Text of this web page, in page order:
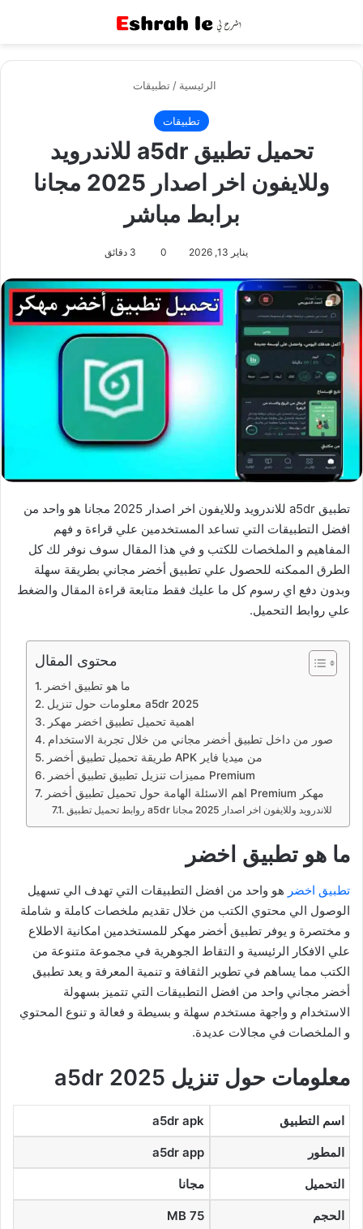
الرئيسية / تطبيقات
تطبيقات
تحميل تطبيق a5dr للاندرويد
وللايفون اخر اصدار 2025 مجانا
برابط مباشر
يناير 13, 2026 0
تطبيق a5dr للاندرويد وللايفون اخر اصدار 2025 مجانا هو واحد من
افضل التطبيقات التي تساعد المستخدمين علي قراءة و فهم
المفاهيم و الملخصات للكتب و في هذا المقال سوف نوفر لك كل
الطرق الممكنه للحصول علي تطبيق أخضر مجاني بطريقة سهلة
وبدون دفع اي رسوم كل ما عليك فقط متابعة قراءة المقال والضغط
علي روابط التحميل.
محتوى المقال
ما هو تطبيق اخضر
معلومات حول تنزيل a5dr 2025
اهمية تحميل تطبيق اخضر مهكر
صور من داخل تطبيق أخضر مجاني من خلال تجربة الاستخدام
طريقة تحميل تطبيق أخضر APK من ميديا فاير
مميزات تنزيل تطبيق تطبيق أخضر Premium
اهم الاسئلة الهامة حول تحميل تطبيق أخضر Premium مهكر
روابط تحميل تطبيق a5dr للاندرويد وللايفون اخر اصدار 2025 مجانا
ما هو تطبيق اخضر
تطبيق اخضر هو واحد من افضل التطبيقات التي تهدف الي تسهيل
الوصول الي محتوي الكتب من خلال تقديم ملخصات كاملة و شاملة
و مختصرة و يوفر تطبيق أخضر مهكر للمستخدمين امكانية الاطلاع
علي الافكار الرئيسية و التقاط الجوهرية في مجموعة متنوعة من
الكتب مما يساهم في تطوير الثقافة و تنمية المعرفة و يعد تطبيق
أخضر مجاني واحد من افضل التطبيقات التي تتميز بسهولة
الاستخدام و واجهة مستخدم سهلة و بسيطة و فعالة و تنوع المحتوي
و الملخصات في مجالات عديدة.
معلومات حول تنزيل a5dr 2025
اسم التطبيق a5dr apk
المطور a5dr app
التحميل مجانا
الحجم 75 MB